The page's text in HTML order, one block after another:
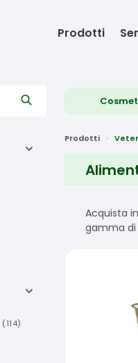
Prodotti
(114)
Prodotti
Acquista
gamma